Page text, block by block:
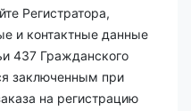
Регистратора,
и контактные данные
437 Гражданского
заключенным при
на регистрацию